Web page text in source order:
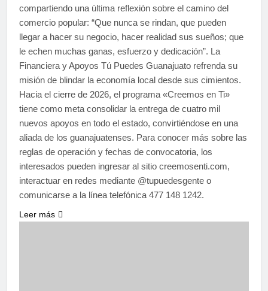
compartiendo una última reflexión sobre el camino del
comercio popular: “Que nunca se rindan, que pueden
llegar a hacer su negocio, hacer realidad sus sueños; que
le echen muchas ganas, esfuerzo y dedicación”. La
Financiera y Apoyos Tú Puedes Guanajuato refrenda su
misión de blindar la economía local desde sus cimientos.
Hacia el cierre de 2026, el programa «Creemos en Ti»
tiene como meta consolidar la entrega de cuatro mil
nuevos apoyos en todo el estado, convirtiéndose en una
aliada de los guanajuatenses. Para conocer más sobre las
reglas de operación y fechas de convocatoria, los
interesados pueden ingresar al sitio creemosenti.com,
interactuar en redes mediante @tupuedesgente o
comunicarse a la línea telefónica 477 148 1242.
Leer más